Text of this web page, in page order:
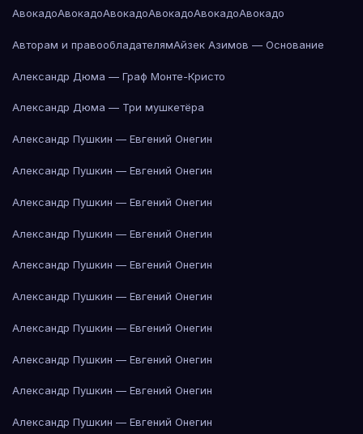
АвокадоАвокадоАвокадоАвокадоАвокадоАвокадо
Авторам и правообладателямАйзек Азимов — Основание
Александр Дюма — Граф Монте-Кристо
Александр Дюма — Три мушкетёра
Александр Пушкин — Евгений Онегин
Александр Пушкин — Евгений Онегин
Александр Пушкин — Евгений Онегин
Александр Пушкин — Евгений Онегин
Александр Пушкин — Евгений Онегин
Александр Пушкин — Евгений Онегин
Александр Пушкин — Евгений Онегин
Александр Пушкин — Евгений Онегин
Александр Пушкин — Евгений Онегин
Александр Пушкин — Евгений Онегин